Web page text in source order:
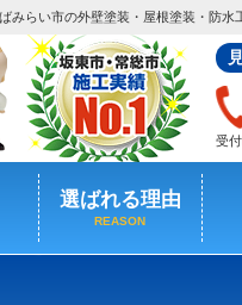
みらい市の外壁塗装・屋根塗装・防水
受
選ばれる理由
REASON